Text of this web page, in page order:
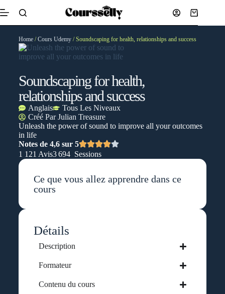
Home/Cours Udemy/ Soundscaping for health, relationships and success
Soundscaping for health,
relationships and success
Anglais
Tous Les Niveaux
Créé ParJulian Treasure
Unleash the power of sound to improve all your outcomes
in life
Notes de 4,6 sur 5
1 121 Avis3 694 Sessions
Ce que vous allez apprendre dans ce
cours
Détails
Description
Formateur
Contenu du cours